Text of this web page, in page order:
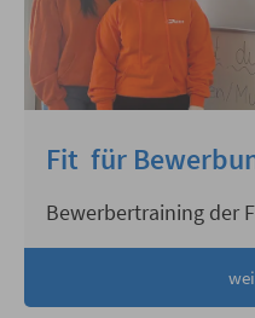
Fit für
Bewerbertraining der